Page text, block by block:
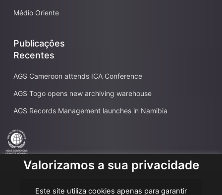
Médio Oriente
Publicaçôes
Recentes
AGS Cameroon attends ICA Conference
AGS Togo opens new archiving warehouse
AGS Records Management launches in Namibia
Valorizamos a sua privacidade
Este site utiliza cookies apenas para garantir